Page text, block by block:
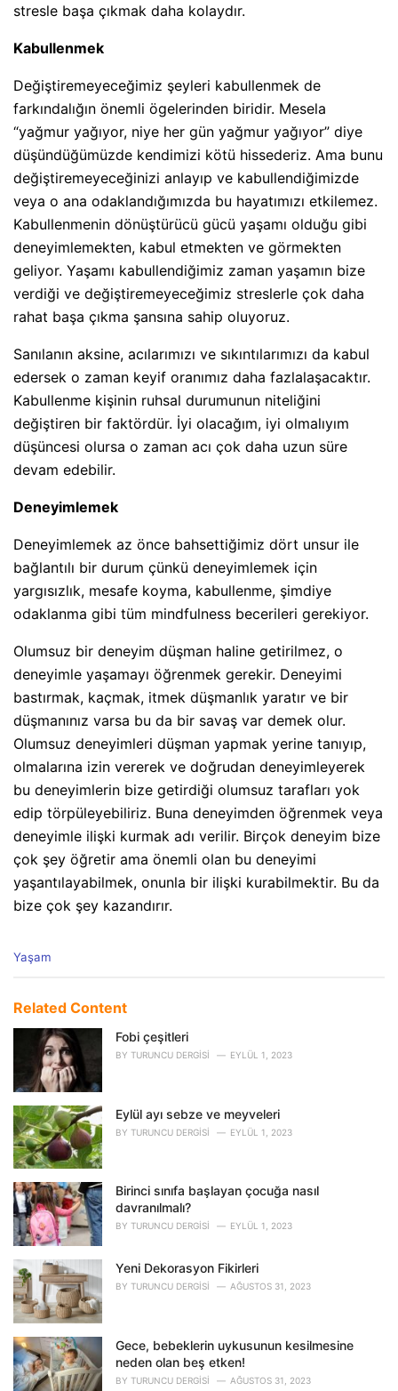
stresle başa çıkmak daha kolaydır.
Kabullenmek
Değiştiremeyeceğimiz şeyleri kabullenmek de
farkındalığın önemli ögelerinden biridir. Mesela
“yağmur yağıyor, niye her gün yağmur yağıyor” diye
düşündüğümüzde kendimizi kötü hissederiz. Ama bunu
değiştiremeyeceğinizi anlayıp ve kabullendiğimizde
veya o ana odaklandığımızda bu hayatımızı etkilemez.
Kabullenmenin dönüştürücü gücü yaşamı olduğu gibi
deneyimlemekten, kabul etmekten ve görmekten
geliyor. Yaşamı kabullendiğimiz zaman yaşamın bize
verdiği ve değiştiremeyeceğimiz streslerle çok daha
rahat başa çıkma şansına sahip oluyoruz.
Sanılanın aksine, acılarımızı ve sıkıntılarımızı da kabul
edersek o zaman keyif oranımız daha fazlalaşacaktır.
Kabullenme kişinin ruhsal durumunun niteliğini
değiştiren bir faktördür. İyi olacağım, iyi olmalıyım
düşüncesi olursa o zaman acı çok daha uzun süre
devam edebilir.
Deneyimlemek
Deneyimlemek az önce bahsettiğimiz dört unsur ile
bağlantılı bir durum çünkü deneyimlemek için
yargısızlık, mesafe koyma, kabullenme, şimdiye
odaklanma gibi tüm mindfulness becerileri gerekiyor.
Olumsuz bir deneyim düşman haline getirilmez, o
deneyimle yaşamayı öğrenmek gerekir. Deneyimi
bastırmak, kaçmak, itmek düşmanlık yaratır ve bir
düşmanınız varsa bu da bir savaş var demek olur.
Olumsuz deneyimleri düşman yapmak yerine tanıyıp,
olmalarına izin vererek ve doğrudan deneyimleyerek
bu deneyimlerin bize getirdiği olumsuz tarafları yok
edip törpüleyebiliriz. Buna deneyimden öğrenmek veya
deneyimle ilişki kurmak adı verilir. Birçok deneyim bize
çok şey öğretir ama önemli olan bu deneyimi
yaşantılayabilmek, onunla bir ilişki kurabilmektir. Bu da
bize çok şey kazandırır.
C
e
e
:
Yaşam
Related Content
Fobi çeşitleri
BY TURUNCU DERGISI EYLÜL 1, 2023
Eylül ayı sebze ve meyveleri
BY TURUNCU DERGISI EYLÜL 1, 2023
Birinci sınıfa başlayan çocuğa nasıl
davranılmalı?
BY TURUNCU DERGISI EYLÜL 1, 2023
Yeni Dekorasyon Fikirleri
BY TURUNCU DERGISI AĞUSTOS 31, 2023
Gece, bebeklerin uykusunun kesilmesine
neden olan beş etken!
BY TURUNCU DERGISI AĞUSTOS 31, 2023